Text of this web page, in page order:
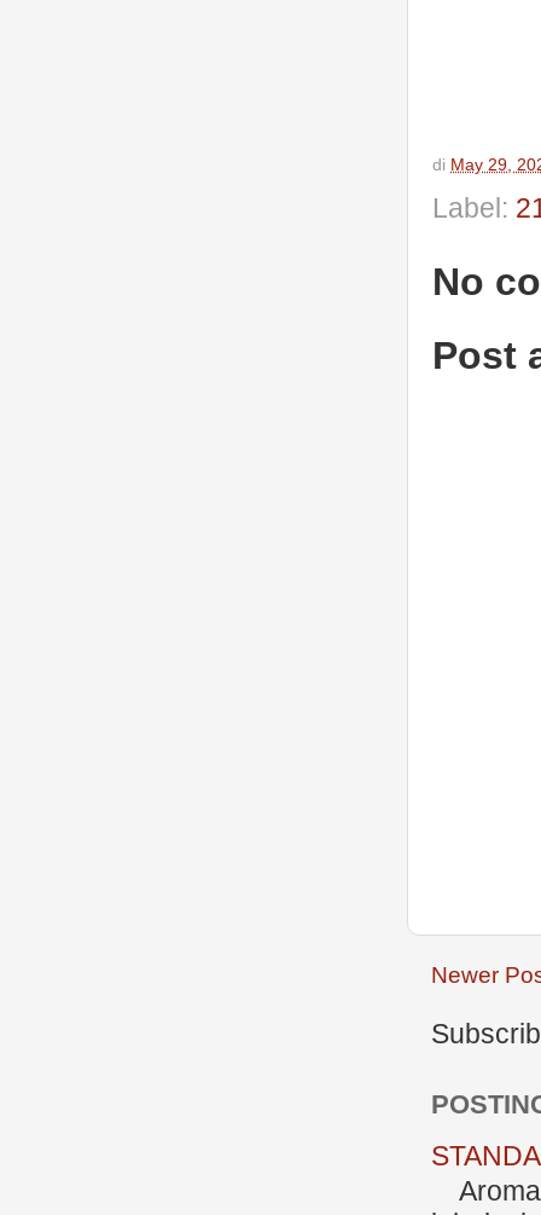
di May 29,
Label:
No
Post
Newer